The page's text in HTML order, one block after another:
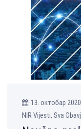
13. октобар
NIR Vijesti, Sva